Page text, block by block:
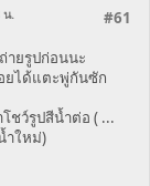
#61
น.
ายรูปก่อนนะ
ยได้แตะพู่กันซัก
ชว์รูปสีน้ำต่อ ( ...
ำใหม่)